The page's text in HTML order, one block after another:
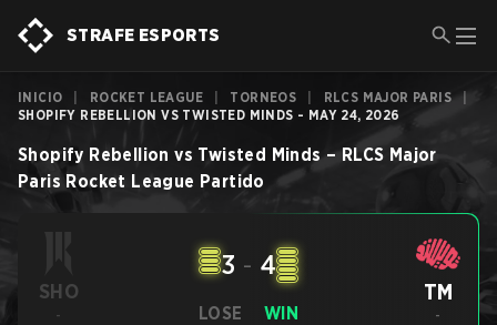
STRAFE ESPORTS
INICIO ROCKET LEAGUE TORNEOS RLCS MAJOR PARIS
SHOPIFY REBELLION VS TWISTED MINDS - MAY 24, 2026
Shopify Rebellion vs Twisted Minds–RLCS Major
Paris Rocket League Partido
SHO
- LOSE
3 - 4
WIN
TM
-